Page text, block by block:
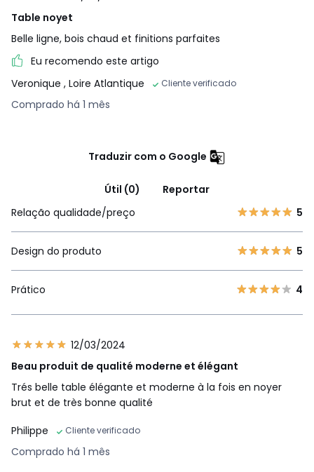
Table noyet
Belle ligne, bois chaud et finitions parfaites
Eu recomendo este artigo
Veronique , Loire Atlantique Cliente verificado
Comprado há 1 mês
Traduzir com o Google
Útil (0)
Reportar
Relação qualidade/preço
5
Design do produto 5
Prático 4
12/03/2024
Beau produit de qualité moderne et élégant
Trés belle table élégante et moderne à la fois en noyer
brut et de très bonne qualité
Philippe
Cliente verificado
Comprado há 1 mês